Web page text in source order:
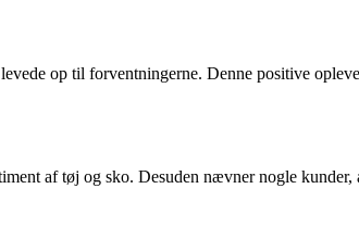
op til forventningerne. Denne positive
af tøj og sko. Desuden nævner nogle